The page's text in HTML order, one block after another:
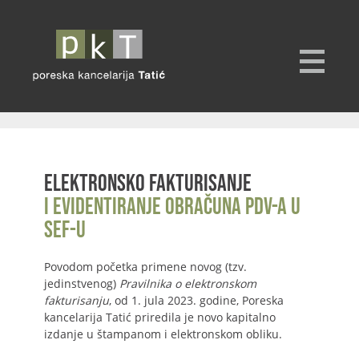
Elektronsko fakturisanje
i evidentiranje obračuna PDV-a u
SEF-u
Povodom početka primene novog (tzv.
jedinstvenog) Pravilnika o elektronskom
fakturisanju, od 1. jula 2023. godine, Poreska
kancelarija Tatić priredila je novo kapitalno
izdanje u štampanom i elektronskom obliku.